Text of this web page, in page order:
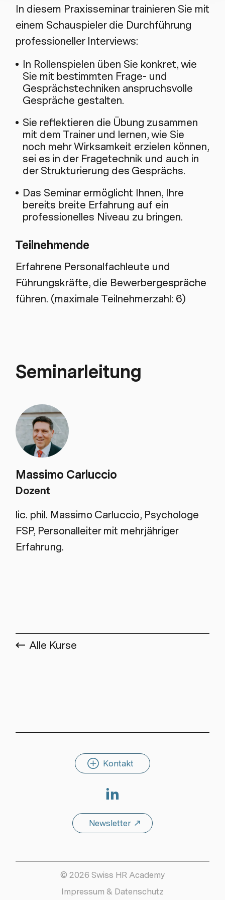
In diesem Praxisseminar trainieren Sie mit
einem Schauspieler die Durchführung
professioneller Interviews:
In Rollenspielen üben Sie konkret, wie
Sie mit bestimmten Frage- und
Gesprächstechniken anspruchsvolle
Gespräche gestalten.
Sie reflektieren die Übung zusammen
mit dem Trainer und lernen, wie Sie
noch mehr Wirksamkeit erzielen können,
sei es in der Fragetechnik und auch in
der Strukturierung des Gesprächs.
Das Seminar ermöglicht Ihnen, Ihre
bereits breite Erfahrung auf ein
professionelles Niveau zu bringen.
Teilnehmende
Erfahrene Personalfachleute und
Führungskräfte, die Bewerbergespräche
führen. (maximale Teilnehmerzahl: 6)
Seminarleitung
Massimo Carluccio
Dozent
lic. phil. Massimo Carluccio, Psychologe
FSP, Personalleiter mit mehrjähriger
Erfahrung.
Alle Kurse
Kontakt
Newsletter
© 2026 Swiss HR Academy
Impressum & Datenschutz